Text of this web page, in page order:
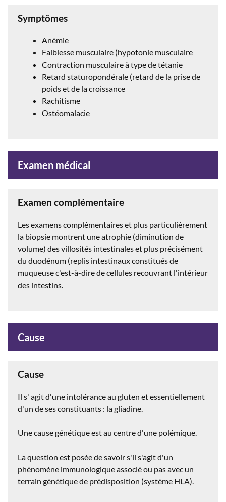
Symptômes
Anémie
Faiblesse musculaire (hypotonie musculaire
Contraction musculaire à type de tétanie
Retard staturopondérale (retard de la prise de
poids et de la croissance
Rachitisme
Ostéomalacie
Examen médical
Examen complémentaire
Les examens complémentaires et plus particulièrement
la biopsie montrent une atrophie (diminution de
volume) des villosités intestinales et plus précisément
du duodénum (replis intestinaux constitués de
muqueuse c'est-à-dire de cellules recouvrant l'intérieur
des intestins.
Cause
Cause
Il s' agit d'une intolérance au gluten et essentiellement
d'un de ses constituants : la gliadine.
Une cause génétique est au centre d'une polémique.
La question est posée de savoir s'il s'agit d'un
phénomène immunologique associé ou pas avec un
terrain génétique de prédisposition (système HLA).